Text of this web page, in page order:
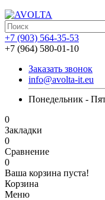
+7 (903) 564-35-53
+7 (964) 580-01-10
Заказать звонок
info@avolta-it.eu
Понедельник -
0
Закладки
0
Сравнение
0
Ваша корзина пуста!
Корзина
Меню